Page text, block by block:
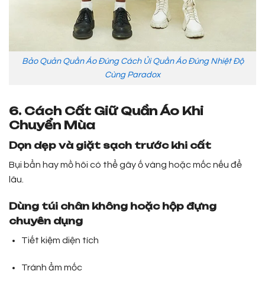
Bảo Quản Quần Áo Đúng Cách Ủi Quần Áo Đúng Nhiệt Độ
Cùng Paradox
6. Cách Cất Giữ Quần Áo Khi
Chuyển Mùa
Dọn dẹp và giặt sạch trước khi cất
Bụi bẩn hay mồ hôi có thể gây ố vàng hoặc mốc nếu để
lâu.
Dùng túi chân không hoặc hộp đựng
chuyên dụng
Tiết kiệm diện tích
Tránh ẩm mốc